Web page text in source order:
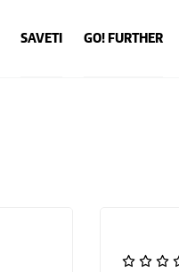
SAVETI GO! FURTHER